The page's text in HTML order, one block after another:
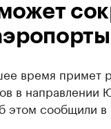
время примет
в
этом сообщили